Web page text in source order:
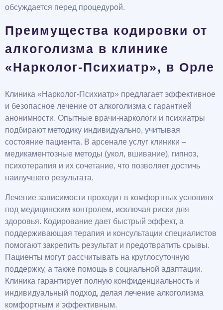
обсуждается перед процедурой.
Преимущества кодировки от
алкоголизма в клинике
«Нарколог-Психиатр», в Орле
Клиника «Нарколог-Психиатр» предлагает эффективное
и безопасное лечение от алкоголизма с гарантией
анонимности. Опытные врачи-наркологи и психиатры
подбирают методику индивидуально, учитывая
состояние пациента. В арсенале услуг клиники –
медикаментозные методы (укол, вшивание), гипноз,
психотерапия и их сочетание, что позволяет достичь
наилучшего результата.
Лечение зависимости проходит в комфортных условиях
под медицинским контролем, исключая риски для
здоровья. Кодирование дает быстрый эффект, а
поддерживающая терапия и консультации специалистов
помогают закрепить результат и предотвратить срывы.
Пациенты могут рассчитывать на круглосуточную
поддержку, а также помощь в социальной адаптации.
Клиника гарантирует полную конфиденциальность и
индивидуальный подход, делая лечение алкоголизма
комфортным и эффективным.